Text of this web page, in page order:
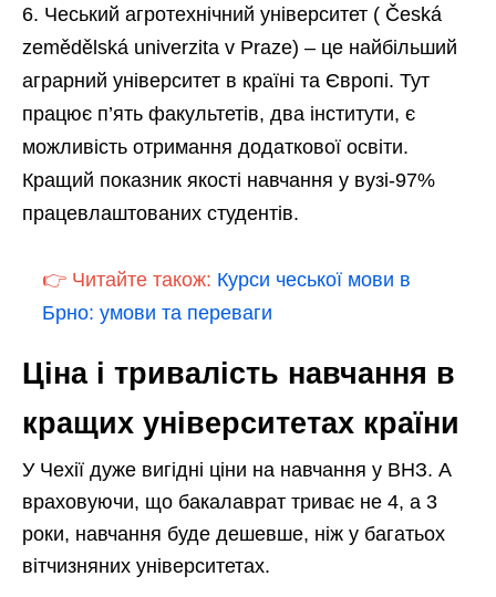
Чеський агротехнічний університет ( Česká
zemědělská univerzita v Praze) – це найбільший
аграрний університет в країні та Європі. Тут
працює п’ять факультетів, два інститути, є
можливість отримання додаткової освіти.
Кращий показник якості навчання у вузі-97%
працевлаштованих студентів.
👉 Читайте також: Курси чеської мови в
Брно: умови та переваги
Ціна і тривалість навчання в
кращих університетах країни
У Чехії дуже вигідні ціни на навчання у ВНЗ. А
враховуючи, що бакалаврат триває не 4, а 3
роки, навчання буде дешевше, ніж у багатьох
вітчизняних університетах.